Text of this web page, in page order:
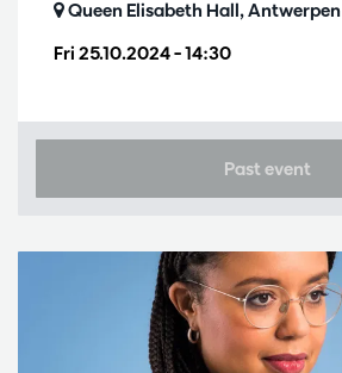
Fri 25.10.2024– 14:30
Queen Elisabeth Hall, Antwerpen
Past event